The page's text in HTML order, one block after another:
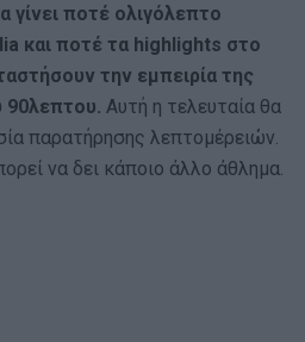
γίνει ποτέ ολιγόλεπτο
και ποτέ τα highlights στο
την εμπειρία της
90λεπτου. Αυτή η τελευταία θα
παρατήρησης λεπτομέρειών.
να δει κάποιο άλλο άθλημα.